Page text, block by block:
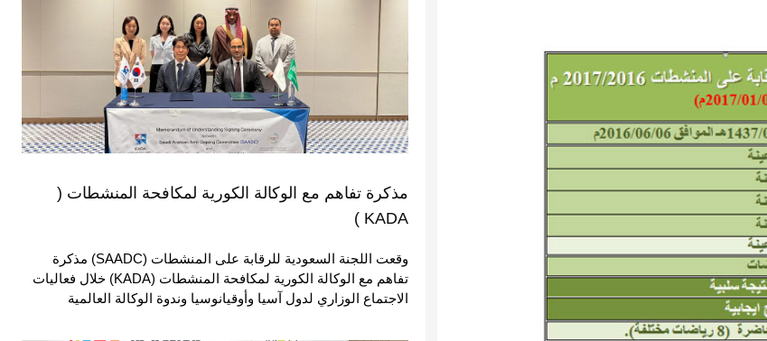
مذكرة تفاهم مع الوكالة الكورية لمكافحة المنشطات (
KADA )
وقعت اللجنة السعودية للرقابة على المنشطات (SAADC) مذكرة
تفاهم مع الوكالة الكورية لمكافحة المنشطات (KADA) خلال فعاليات
الاجتماع الوزاري لدول آسيا وأوقيانوسيا وندوة الوكالة العالمية